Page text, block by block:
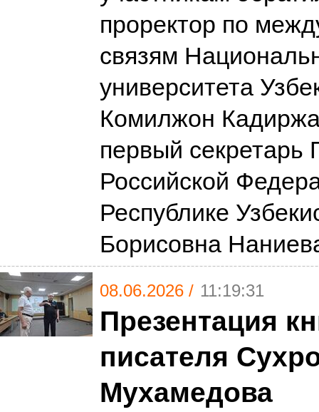
проректор по
связям
университета
Комилжон
первый секретарь
Российской
Республике
Борисовна
08.06.2026 / 11:19:31
Презентация
писателя
Мухамедова